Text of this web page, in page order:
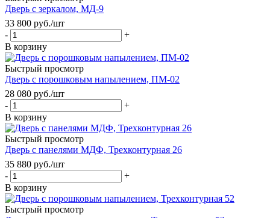
Дверь с зеркалом, МД-9
33 800 руб./шт
-
+
В корзину
Быстрый просмотр
Дверь с порошковым напылением, ПМ-02
28 080 руб./шт
-
+
В корзину
Быстрый просмотр
Дверь с панелями МДФ, Трехконтурная 26
35 880 руб./шт
-
+
В корзину
Быстрый просмотр